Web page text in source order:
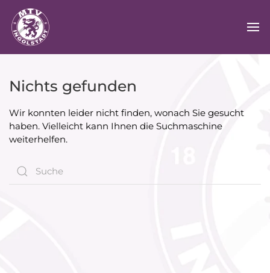
Nichts gefunden
Wir konnten leider nicht finden, wonach Sie gesucht
haben. Vielleicht kann Ihnen die Suchmaschine
weiterhelfen.